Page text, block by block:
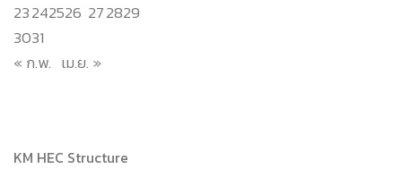
23242526 272829
3031
« ก.พ. เม.ย. »
KM HEC Structure